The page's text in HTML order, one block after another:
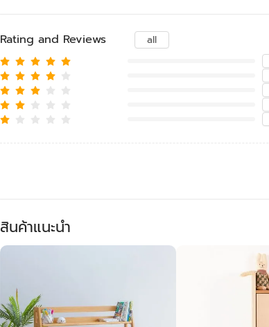
Rating and Reviews
all
สินค้าแนะนำ